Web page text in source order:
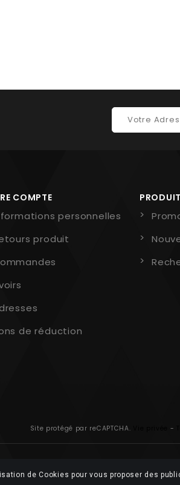
COMPTE
personnelles
produit
de réduction
Site protégé par reCAPTCHA. -
de Cookies pour vous proposer des